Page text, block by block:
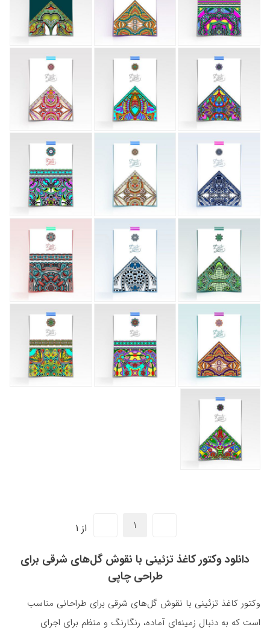
از 1
دانلود وکتور کاغذ تزئینی با نقوش گل‌های شرقی برای
طراحی چاپی
وکتور کاغذ تزئینی با نقوش گل‌های شرقی برای طراحانی مناسب
است که به دنبال زمینه‌ای آماده، رنگارنگ و منظم برای اجرای